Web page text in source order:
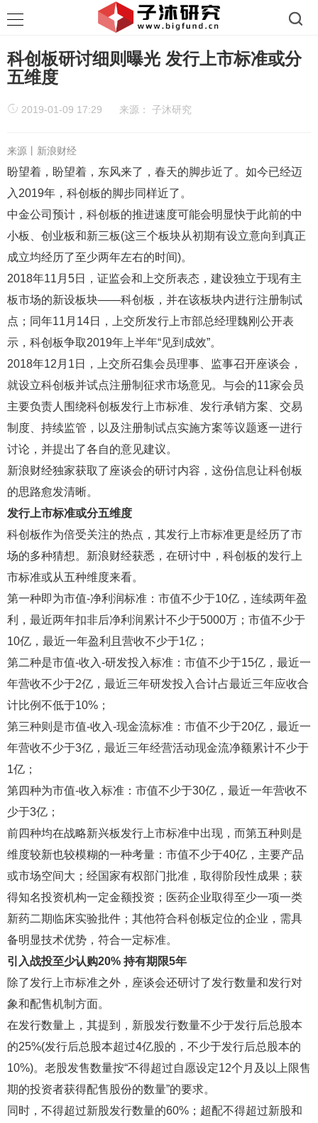
科创板研讨细则曝光 发行上市标准或分
五维度
2019-01-09 17:29 来源： 子沐研究
来源丨新浪财经
盼望着，盼望着，东风来了，春天的脚步近了。如今已经迈
入2019年，科创板的脚步同样近了。
中金公司预计，科创板的推进速度可能会明显快于此前的中
小板、创业板和新三板(这三个板块从初期有设立意向到真正
成立均经历了至少两年左右的时间)。
2018年11月5日，证监会和上交所表态，建设独立于现有主
板市场的新设板块——科创板，并在该板块内进行注册制试
点；同年11月14日，上交所发行上市部总经理魏刚公开表
示，科创板争取2019年上半年“见到成效”。
2018年12月1日，上交所召集会员理事、监事召开座谈会，
就设立科创板并试点注册制征求市场意见。与会的11家会员
主要负责人围绕科创板发行上市标准、发行承销方案、交易
制度、持续监管，以及注册制试点实施方案等议题逐一进行
讨论，并提出了各自的意见建议。
新浪财经独家获取了座谈会的研讨内容，这份信息让科创板
的思路愈发清晰。
发行上市标准或分五维度
科创板作为倍受关注的热点，其发行上市标准更是经历了市
场的多种猜想。新浪财经获悉，在研讨中，科创板的发行上
市标准或从五种维度来看。
第一种即为市值-净利润标准：市值不少于10亿，连续两年盈
利，最近两年扣非后净利润累计不少于5000万；市值不少于
10亿，最近一年盈利且营收不少于1亿；
第二种是市值-收入-研发投入标准：市值不少于15亿，最近一
年营收不少于2亿，最近三年研发投入合计占最近三年应收合
计比例不低于10%；
第三种则是市值-收入-现金流标准：市值不少于20亿，最近一
年营收不少于3亿，最近三年经营活动现金流净额累计不少于
1亿；
第四种为市值-收入标准：市值不少于30亿，最近一年营收不
少于3亿；
前四种均在战略新兴板发行上市标准中出现，而第五种则是
维度较新也较模糊的一种考量：市值不少于40亿，主要产品
或市场空间大；经国家有权部门批准，取得阶段性成果；获
得知名投资机构一定金额投资；医药企业取得至少一项一类
新药二期临床实验批件；其他符合科创板定位的企业，需具
备明显技术优势，符合一定标准。
引入战投至少认购20% 持有期限5年
除了发行上市标准之外，座谈会还研讨了发行数量和发行对
象和配售机制方面。
在发行数量上，其提到，新股发行数量不少于发行后总股本
的25%(发行后总股本超过4亿股的，不少于发行后总股本的
10%)。老股发售数量按“不得超过自愿设定12个月及以上限售
期的投资者获得配售股份的数量”的要求。
同时，不得超过新股发行数量的60%；超配不得超过新股和